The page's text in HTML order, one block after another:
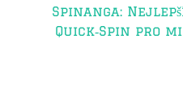
Spinanga:
Quick‑Spin pro